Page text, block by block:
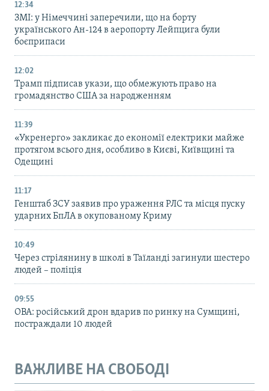
12:34
ЗМІ: у Німеччині заперечили, що на борту
українського Ан-124 в аеропорту Лейпцига були
боєприпаси
12:02
Трамп підписав укази, що обмежують право на
громадянство США за народженням
11:39
«Укренерго» закликає до економії електрики майже
протягом всього дня, особливо в Києві, Київщині та
Одещині
11:17
Генштаб ЗСУ заявив про ураження РЛС та місця пуску
ударних БпЛА в окупованому Криму
10:49
Через стрілянину в школі в Таїланді загинули шестеро
людей – поліція
09:55
ОВА: російський дрон вдарив по ринку на Сумщині,
постраждали 10 людей
ВАЖЛИВЕ НА СВОБОДІ